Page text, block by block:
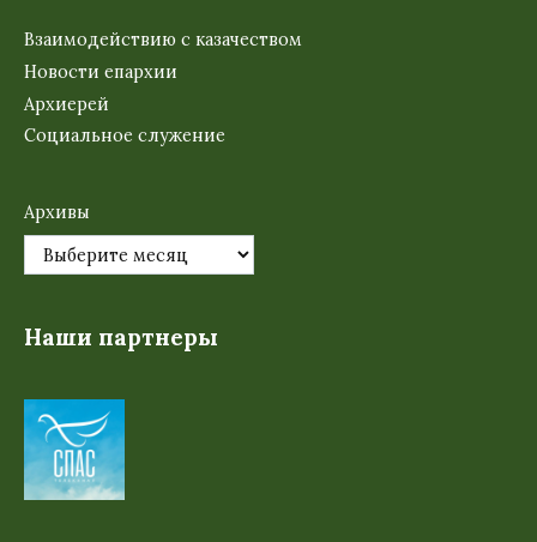
Взаимодействию с казачеством
Новости епархии
Архиерей
Социальное служение
Архивы
Наши партнеры